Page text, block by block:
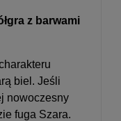
z barwami
biel. Jeśli
nowoczesny
fuga Szara.